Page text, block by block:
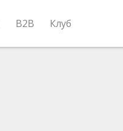
B2B Клуб